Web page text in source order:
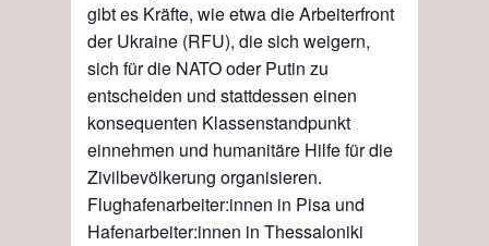
gibt es Kräfte, wie etwa die Arbeiterfront
der Ukraine (RFU), die sich weigern,
sich für die NATO oder Putin zu
entscheiden und stattdessen einen
konsequenten Klassenstandpunkt
einnehmen und humanitäre Hilfe für die
Zivilbevölkerung organisieren.
Flughafenarbeiter:innen in Pisa und
Hafenarbeiter:innen in Thessaloniki